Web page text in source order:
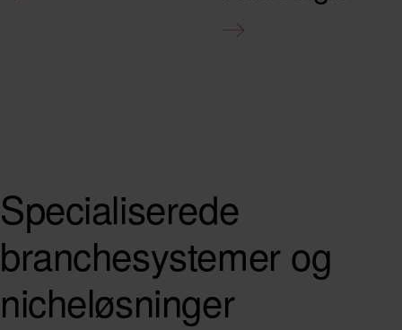
Specialiserede
branchesystemer og
nicheløsninger